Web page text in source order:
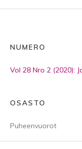
NUMERO
Vol 28 Nro 2 (2020):
OSASTO
Puheenvuorot